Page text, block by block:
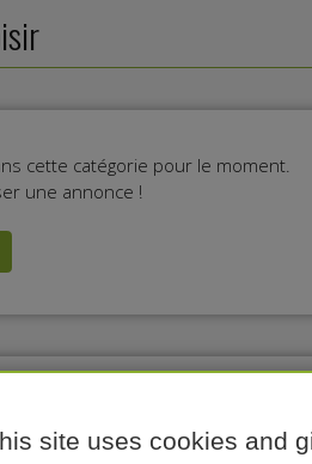
cette catégorie pour le moment.
une annonce !
pour le tir de loisir :
site uses cookies and